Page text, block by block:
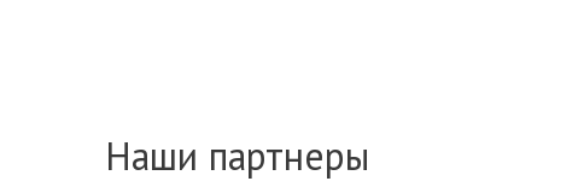
Наши партнеры